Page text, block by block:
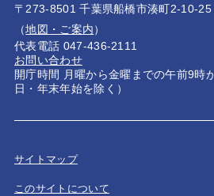
〒273-8501 千葉県船橋市湊町2-10-25
（地図・ご案内）
代表電話 047-436-2111
お問い合わせ
開庁時間 月曜から金曜までの午前9時
日・年末年始を除く）
サイトマップ
このサイトについて